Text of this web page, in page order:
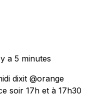
a 5 minutes
dixit @orange
soir 17h et à 17h30